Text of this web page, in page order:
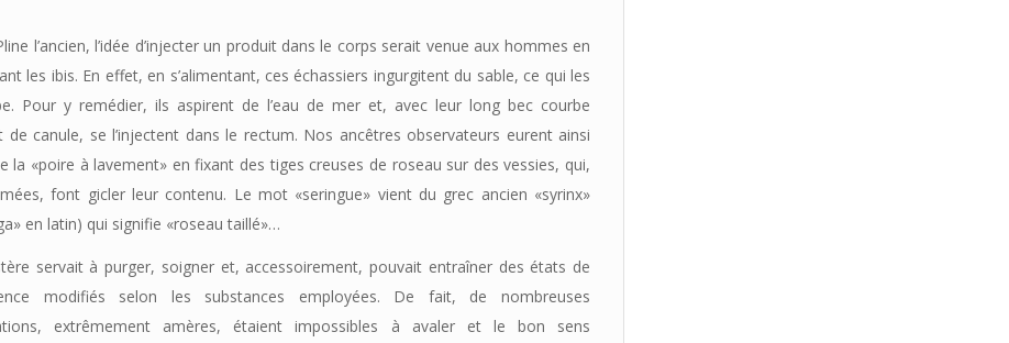
l’ancien, l’idée d’injecter un produit dans le corps serait venue aux hommes en
les ibis. En effet, en s’alimentant, ces échassiers ingurgitent du sable, ce qui les
Pour y remédier, ils aspirent de l’eau de mer et, avec leur long bec courbe
de canule, se l’injectent dans le rectum. Nos ancêtres observateurs eurent ainsi
la «poire à lavement» en fixant des tiges creuses de roseau sur des vessies, qui,
font gicler leur contenu. Le mot «seringue» vient du grec ancien «syrinx»
en latin) qui signifie «roseau taillé»…
servait à purger, soigner et, accessoirement, pouvait entraîner des états de
modifiés selon les substances employées. De fait, de nombreuses
extrêmement amères, étaient impossibles à avaler et le bon sens